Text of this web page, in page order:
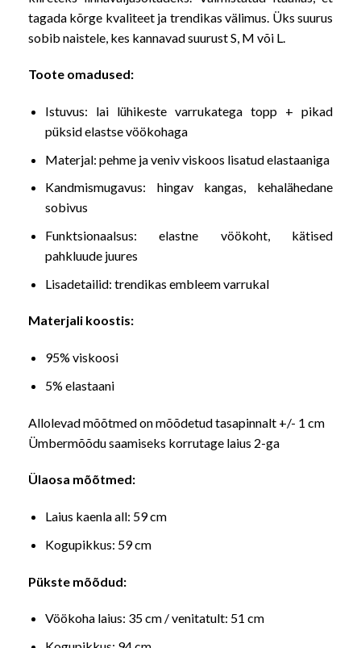
tagada kõrge kvaliteet ja trendikas välimus. Üks suurus
sobib naistele, kes kannavad suurust S, M või L.
Toote omadused:
Istuvus: lai lühikeste varrukatega topp + pikad
püksid elastse vöökohaga
Materjal: pehme ja veniv viskoos lisatud elastaaniga
Kandmismugavus: hingav kangas, kehalähedane
sobivus
Funktsionaalsus: elastne vöökoht, kätised
pahkluude juures
Lisadetailid: trendikas embleem varrukal
Materjali koostis:
95% viskoosi
5% elastaani
Allolevad mõõtmed on mõõdetud tasapinnalt +/- 1 cm
Ümbermõõdu saamiseks korrutage laius 2-ga
Ülaosa mõõtmed:
Laius kaenla all: 59 cm
Kogupikkus: 59 cm
Pükste mõõdud:
Vöökoha laius: 35 cm / venitatult: 51 cm